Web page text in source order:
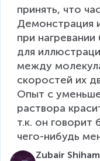
принять, что
Демонстрация
при
для
между
скоростей их
Опыт с
раствора
т.к. он
чего-нибудь
Zubair